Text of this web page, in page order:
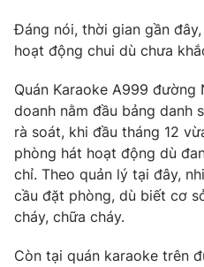
Nhân vật
Giải sao mai
Điện ảnh
Âm nhạc
Sao
Đời sống
Làm đẹp
Chất lượng cuộc sống
Giáo dục
Tuyển sinh
Học trực tuyến
Công nghệ
Hitech Công nghệ tương lai
Sản phẩm
Thị trường
Giao lưu trực tuyến
Đáng nói, thời gian gần
hoạt động chui dù chưa
Quán Karaoke A999 đường
doanh nằm đầu bảng danh
rà soát, khi đầu tháng 12
phòng hát hoạt động dù
chỉ. Theo quản lý tại đây,
cầu đặt phòng, dù biết cơ
cháy, chữa cháy.
Còn tại quán karaoke trên